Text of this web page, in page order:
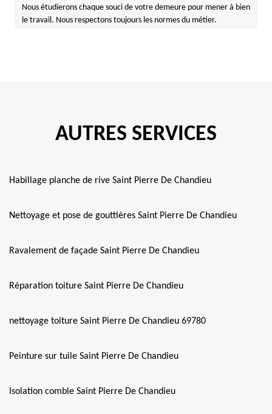
Nous étudierons chaque souci de votre demeure pour mener à bien
le travail. Nous respectons toujours les normes du métier.
AUTRES SERVICES
Habillage planche de rive Saint Pierre De Chandieu
Nettoyage et pose de gouttières Saint Pierre De Chandieu
Ravalement de façade Saint Pierre De Chandieu
Réparation toiture Saint Pierre De Chandieu
nettoyage toiture Saint Pierre De Chandieu 69780
Peinture sur tuile Saint Pierre De Chandieu
Isolation comble Saint Pierre De Chandieu